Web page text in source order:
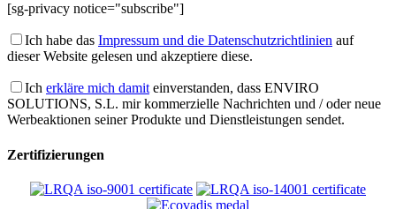
[sg-privacy notice="subscribe"]
Ich habe das Impressum und die Datenschutzrichtlinien auf
dieser Website gelesen und akzeptiere diese.
Ich erkläre mich damit einverstanden, dass ENVIRO
SOLUTIONS, S.L. mir kommerzielle Nachrichten und / oder neue
Werbeaktionen seiner Produkte und Dienstleistungen sendet.
Zertifizierungen